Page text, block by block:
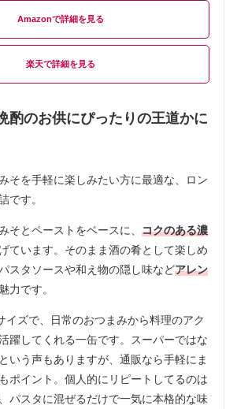
Amazon
楽天
酌のお供にぴったりの王道かに
そを手軽に楽しみたい方に最適な、ロン
です。
そとペーストをベースに、 コクのある濃
ています。そのまま酒の肴として楽しめ
スタソースや和え物の隠し味などアレン
力です。
イズで、日常のおつまみから料理のアク
躍してくれる一缶です。スーパーではな
いう声もありますが、通販なら手軽にま
ポイント。個人的にリピートしてるのは
パスタに混ぜるだけで一気に本格的な味